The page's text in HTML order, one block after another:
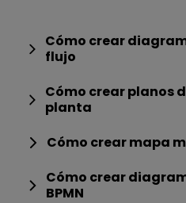
Cómo crear
flujo
Cómo crear planos
planta
Cómo crear mapa
Cómo crear
BPMN